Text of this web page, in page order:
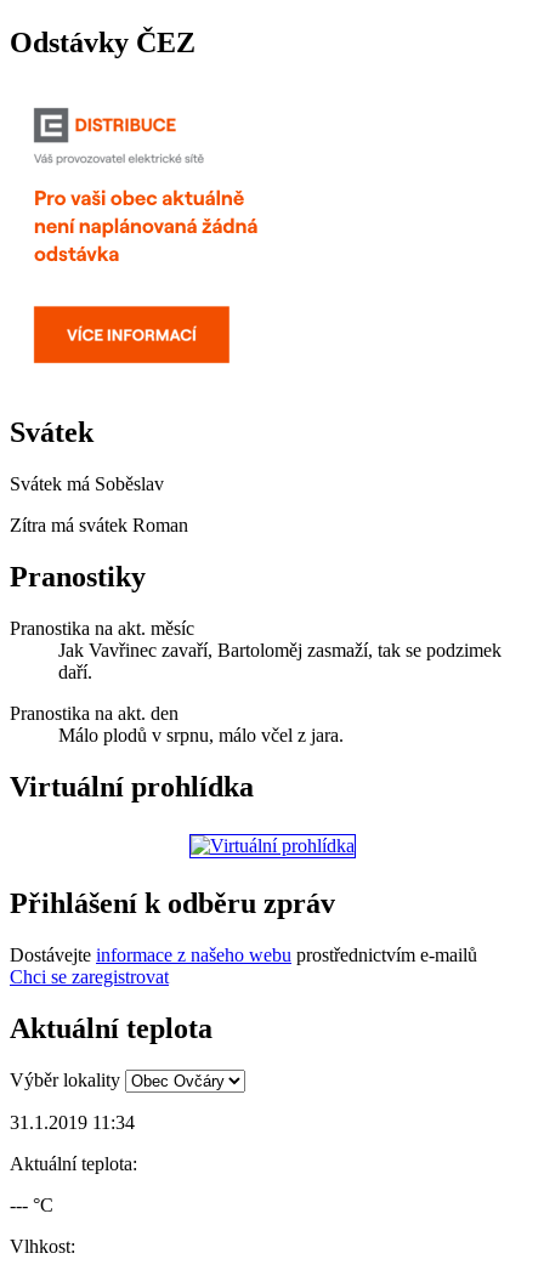
Odstávky ČEZ
Svátek
Svátek má Soběslav
Zítra má svátek Roman
Pranostiky
Pranostika na akt. měsíc
Jak Vavřinec zavaří, Bartoloměj zasmaží, tak se podzimek
daří.
Pranostika na akt. den
Málo plodů v srpnu, málo včel z jara.
Virtuální prohlídka
Přihlášení k odběru zpráv
Dostávejte informace z našeho webu prostřednictvím e-mailů
Chci se zaregistrovat
Aktuální teplota
Výběr lokality
31.1.2019 11:34
Aktuální teplota:
--- °C
Vlhkost: